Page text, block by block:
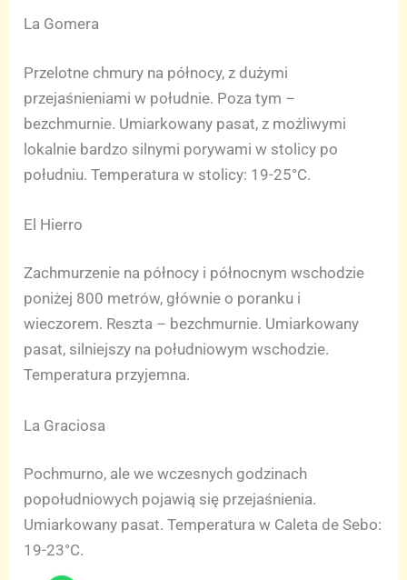
La Gomera
Przelotne chmury na północy, z dużymi
przejaśnieniami w południe. Poza tym –
bezchmurnie. Umiarkowany pasat, z możliwymi
lokalnie bardzo silnymi porywami w stolicy po
południu. Temperatura w stolicy: 19-25°C.
El Hierro
Zachmurzenie na północy i północnym wschodzie
poniżej 800 metrów, głównie o poranku i
wieczorem. Reszta – bezchmurnie. Umiarkowany
pasat, silniejszy na południowym wschodzie.
Temperatura przyjemna.
La Graciosa
Pochmurno, ale we wczesnych godzinach
popołudniowych pojawią się przejaśnienia.
Umiarkowany pasat. Temperatura w Caleta de Sebo:
19-23°C.